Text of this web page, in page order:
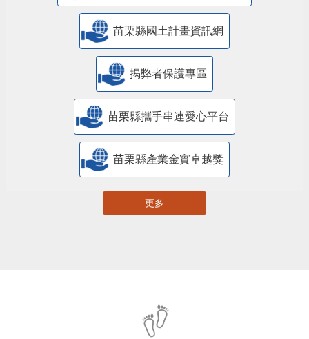
苗栗縣國土計畫資訊網
揭弊者保護專區
苗栗縣攜手串連愛心平台
苗栗縣產業金實卓越獎
更多